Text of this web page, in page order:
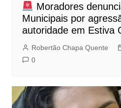
Moradores
Municipais por
autoridade em Estiva
Robertão Chapa Quente
0